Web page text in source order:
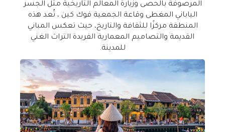
المرصوفة بالحصى وزيارة المعالم التاريخية مثل الجسر
الياباني المغطى وقاعة الجمعية فوك كين ، تُعد هذه
المنطقة مركزًا للثقافة والتاريخ، حيث تعكس المباني
القديمة والتصاميم المعمارية الفريدة التراث الغني
للمدينة.